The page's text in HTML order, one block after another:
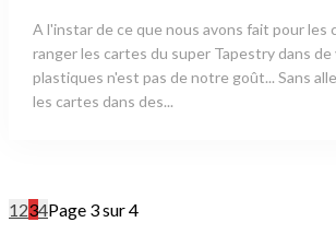
A l'instar de ce que nous avons fait pour les
ranger les cartes du super Tapestry dans
plastiques n'est pas de notre goût... Sans aller jusqu'à mettre toutes
les cartes dans des...
1234Page 3 sur 4